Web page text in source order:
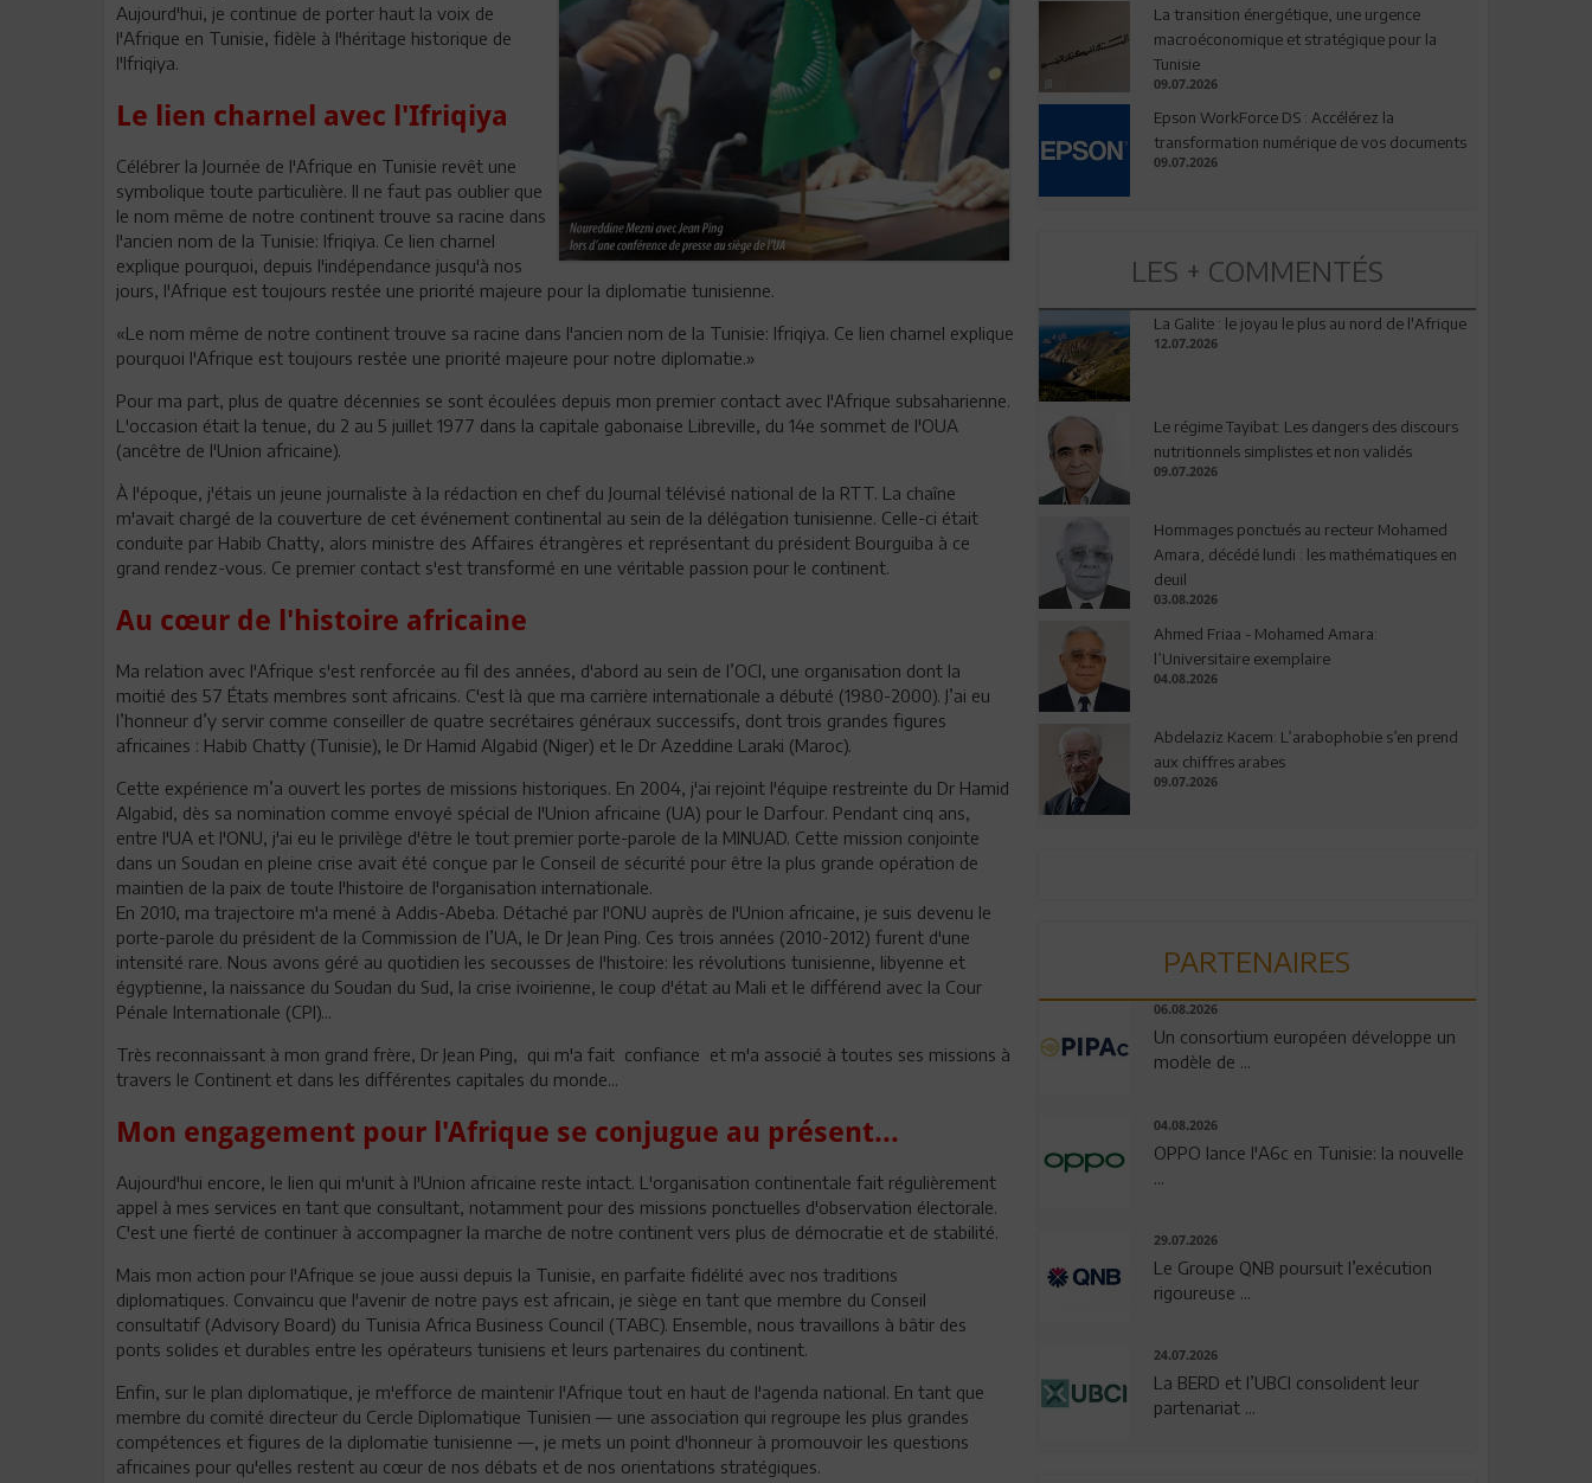
Aujourd'hui, je continue de porter haut la voix de
l'Afrique en Tunisie, fidèle à l'héritage historique de
l'Ifriqiya.
Le lien charnel avec l'Ifriqiya
Célébrer la Journée de l'Afrique en Tunisie revêt une
symbolique toute particulière. Il ne faut pas oublier que
le nom même de notre continent trouve sa racine dans
l'ancien nom de la Tunisie: Ifriqiya. Ce lien charnel
explique pourquoi, depuis l'indépendance jusqu'à nos
jours, l'Afrique est toujours restée une priorité majeure pour la diplomatie tunisienne.
«Le nom même de notre continent trouve sa racine dans l'ancien nom de la Tunisie: Ifriqiya. Ce lien charnel explique
pourquoi l'Afrique est toujours restée une priorité majeure pour notre diplomatie.»
Pour ma part, plus de quatre décennies se sont écoulées depuis mon premier contact avec l'Afrique subsaharienne.
L'occasion était la tenue, du 2 au 5 juillet 1977 dans la capitale gabonaise Libreville, du 14e sommet de l'OUA
(ancêtre de l'Union africaine).
À l'époque, j'étais un jeune journaliste à la rédaction en chef du Journal télévisé national de la RTT. La chaîne
m'avait chargé de la couverture de cet événement continental au sein de la délégation tunisienne. Celle-ci était
conduite par Habib Chatty, alors ministre des Affaires étrangères et représentant du président Bourguiba à ce
grand rendez-vous. Ce premier contact s'est transformé en une véritable passion pour le continent.
Au cœur de l'histoire africaine
Ma relation avec l'Afrique s'est renforcée au fil des années, d'abord au sein de l’OCI, une organisation dont la
moitié des 57 États membres sont africains. C'est là que ma carrière internationale a débuté (1980-2000). J’ai eu
l’honneur d’y servir comme conseiller de quatre secrétaires généraux successifs, dont trois grandes figures
africaines : Habib Chatty (Tunisie), le Dr Hamid Algabid (Niger) et le Dr Azeddine Laraki (Maroc).
Cette expérience m’a ouvert les portes de missions historiques. En 2004, j'ai rejoint l'équipe restreinte du Dr Hamid
Algabid, dès sa nomination comme envoyé spécial de l'Union africaine (UA) pour le Darfour. Pendant cinq ans,
entre l'UA et l'ONU, j'ai eu le privilège d'être le tout premier porte-parole de la MINUAD. Cette mission conjointe
dans un Soudan en pleine crise avait été conçue par le Conseil de sécurité pour être la plus grande opération de
maintien de la paix de toute l'histoire de l'organisation internationale.
En 2010, ma trajectoire m'a mené à Addis-Abeba. Détaché par l'ONU auprès de l'Union africaine, je suis devenu le
porte-parole du président de la Commission de l’UA, le Dr Jean Ping. Ces trois années (2010-2012) furent d'une
intensité rare. Nous avons géré au quotidien les secousses de l'histoire: les révolutions tunisienne, libyenne et
égyptienne, la naissance du Soudan du Sud, la crise ivoirienne, le coup d'état au Mali et le différend avec la Cour
Pénale Internationale (CPI)...
Très reconnaissant à mon grand frère, Dr Jean Ping, qui m'a fait confiance et m'a associé à toutes ses missions à
travers le Continent et dans les différentes capitales du monde...
Mon engagement pour l'Afrique se conjugue au présent...
Aujourd'hui encore, le lien qui m'unit à l'Union africaine reste intact. L'organisation continentale fait régulièrement
appel à mes services en tant que consultant, notamment pour des missions ponctuelles d'observation électorale.
C'est une fierté de continuer à accompagner la marche de notre continent vers plus de démocratie et de stabilité.
Mais mon action pour l'Afrique se joue aussi depuis la Tunisie, en parfaite fidélité avec nos traditions
diplomatiques. Convaincu que l'avenir de notre pays est africain, je siège en tant que membre du Conseil
consultatif (Advisory Board) du Tunisia Africa Business Council (TABC). Ensemble, nous travaillons à bâtir des
ponts solides et durables entre les opérateurs tunisiens et leurs partenaires du continent.
Enfin, sur le plan diplomatique, je m'efforce de maintenir l'Afrique tout en haut de l'agenda national. En tant que
membre du comité directeur du Cercle Diplomatique Tunisien — une association qui regroupe les plus grandes
compétences et figures de la diplomatie tunisienne —, je mets un point d'honneur à promouvoir les questions
africaines pour qu'elles restent au cœur de nos débats et de nos orientations stratégiques.
La transition énergétique, une urgence
macroéconomique et stratégique pour la
Tunisie
09.07.2026
Epson WorkForce DS : Accélérez la
transformation numérique de vos documents
09.07.2026
LES + COMMENTÉS
La Galite : le joyau le plus au nord de l'Afrique
12.07.2026
Le régime Tayibat: Les dangers des discours
nutritionnels simplistes et non validés
09.07.2026
Hommages ponctués au recteur Mohamed
Amara, décédé lundi : les mathématiques en
deuil
03.08.2026
Ahmed Friaa - Mohamed Amara:
l’Universitaire exemplaire
04.08.2026
Abdelaziz Kacem: L’arabophobie s’en prend
aux chiffres arabes
09.07.2026
PARTENAIRES
06.08.2026
Un consortium européen développe un
modèle de ...
04.08.2026
OPPO lance l'A6c en Tunisie: la nouvelle
...
29.07.2026
Le Groupe QNB poursuit l’exécution
rigoureuse ...
24.07.2026
La BERD et l’UBCI consolident leur
partenariat ...